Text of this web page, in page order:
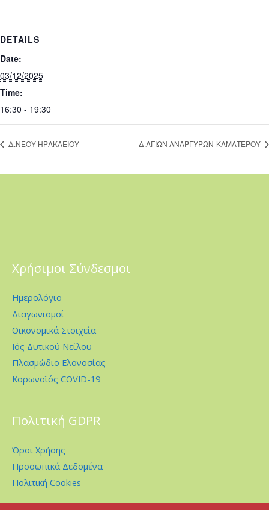
DETAILS
Date:
03/12/2025
Time:
16:30 - 19:30
Δ.ΝΕΟΥ ΗΡΑΚΛΕΙΟΥ Δ.ΑΓΙΩΝ ΑΝΑΡΓΥΡΩΝ-ΚΑΜΑΤΕΡΟΥ
Χρήσιμοι Σύνδεσμοι
Ημερολόγιο
Διαγωνισμοί
Οικονομικά Στοιχεία
Ιός Δυτικού Νείλου
Πλασμώδιο Ελονοσίας
Κορωνοϊός COVID-19
Πολιτική GDPR
Όροι Χρήσης
Προσωπικά Δεδομένα
Πολιτική Cookies